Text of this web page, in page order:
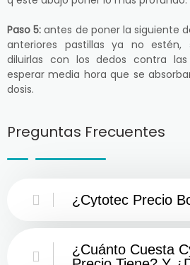
Paso 5: antes de poner la siguiente
anteriores pastillas ya no
diluirlas con los dedos contra
esperar media hora que se
dosis.
Preguntas Frecuentes
¿Cytotec Precio
¿Cuánto Cuesta